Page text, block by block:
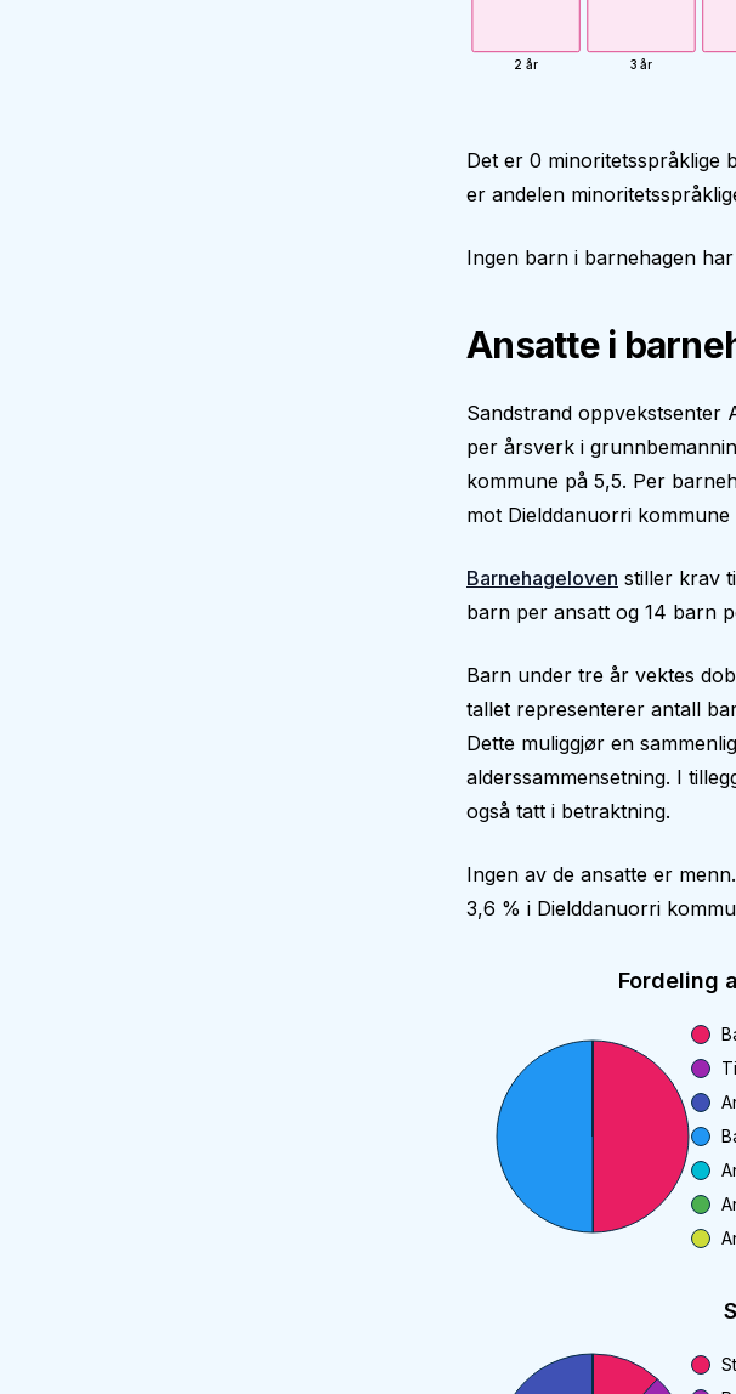
2 år 3 år
Det er 0 minoritetsspråklige
er andelen
Ingen barn i barnehagen
Ansatte i
Sandstrand oppvekstsenter
per årsverk i
kommune på 5,5. Per
mot Dielddanuorri kommune
Barnehageloven stiller krav
barn per ansatt og 14 barn
Barn under tre år vektes
tallet representerer antall
Dette muliggjør en
alderssammensetning. I
også tatt i betraktning.
Ingen av de ansatte er
3,6 % i Dielddanuorri
Fordeling